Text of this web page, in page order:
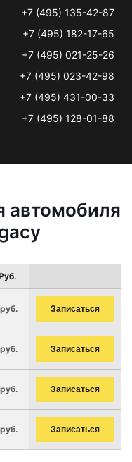
+7 (495) 135-42-87
+7 (495) 182-17-65
+7 (495) 021-25-26
+7 (495) 023-42-98
+7 (495) 431-00-33
+7 (495) 128-01-88
автомобиля
Записаться
Записаться
Записаться
Записаться